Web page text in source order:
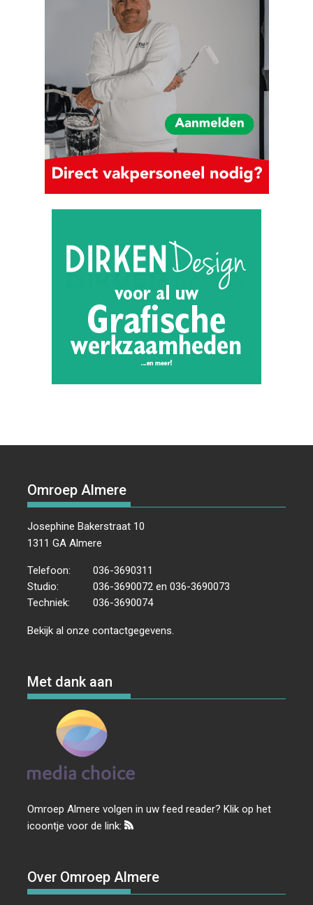
Omroep Almere
Josephine Bakerstraat 10
1311 GA Almere
Telefoon:
036-3690311
Studio:
036-3690072 en 036-3690073
Techniek:
036-3690074
Bekijk al onzecontactgegevens
Met dank aan
Omroep Almere volgen in uw feed reader? Klik op het
icoontje voor de link:
Over Omroep Almere